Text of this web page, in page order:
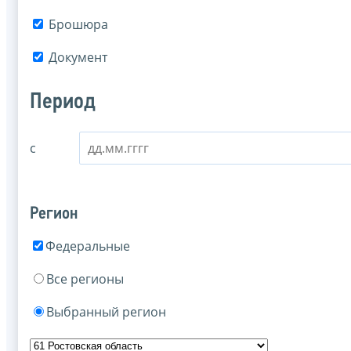
Брошюра
Документ
Период
с
Регион
Федеральные
Все регионы
Выбранный регион